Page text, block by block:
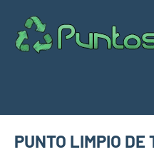
contenido
PUNTO LIMPIO DE